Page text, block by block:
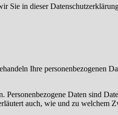
Sie in dieser
Ihre personenbezogenen
Personenbezogene Daten sind
auch, wie und zu welchem